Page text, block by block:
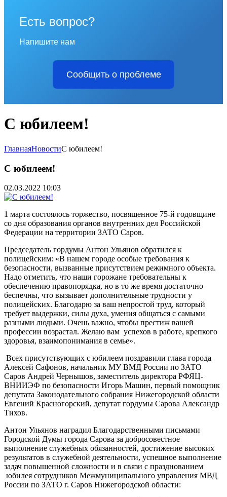
Есть вопрос?
Напишите нам
Сообщить о проблеме
С юбилеем!
ГлавнаяНовостиС юбилеем!
С юбилеем!
02.03.2022 10:03
1 марта состоялось торжество, посвященное 75-й годовщине
со дня образования органов внутренних дел Российской
Федерации на территории ЗАТО Саров.
Председатель гордумы Антон Ульянов обратился к
полицейским: «В нашем городе особые требования к
безопасности, вызванные присутствием режимного объекта.
Надо отметить, что наши горожане требовательны к
обеспечению правопорядка, но в то же время достаточно
беспечны, что вызывает дополнительные трудности у
полицейских. Благодарю за ваш непростой труд, который
требует выдержки, силы духа, умения общаться с самыми
разными людьми. Очень важно, чтобы престиж вашей
профессии возрастал. Желаю вам успехов в работе, крепкого
здоровья, взаимопонимания в семье».
Всех присутствующих с юбилеем поздравили глава города
Алексей Сафонов, начальник МУ ВМД России по ЗАТО
Саров Андрей Чернышов, заместитель директора РФЯЦ-
ВНИИЭФ по безопасности Игорь Машин, первый помощник
депутата Законодательного собрания Нижегородской области
Евгений Красногорский, депутат гордумы Сарова Александр
Тихов.
Антон Ульянов наградил Благодарственными письмами
Городской Думы города Сарова за добросовестное
выполнение служебных обязанностей, достижение высоких
результатов в служебной деятельности, успешное выполнение
задач повышенной сложности и в связи с празднованием
юбилея сотрудников Межмуниципального управления МВД
России по ЗАТО г. Саров Нижегородской области: